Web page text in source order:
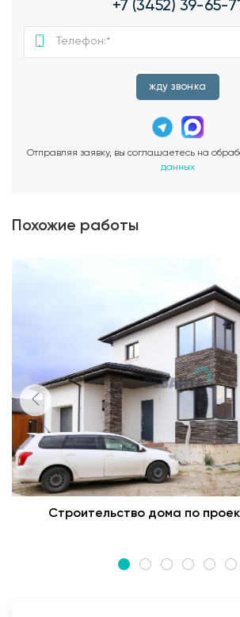
+7 (3452) 39-65-71
жду звонка
Отправляя заявку, вы соглашаетесь на
данных
Похожие работы
Строительство дома по